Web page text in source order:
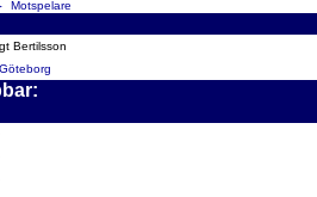
Motspelare
Bertilsson